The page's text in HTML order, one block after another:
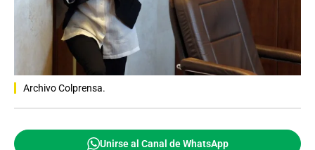
Archivo Colprensa.
Unirse al Canal de WhatsApp